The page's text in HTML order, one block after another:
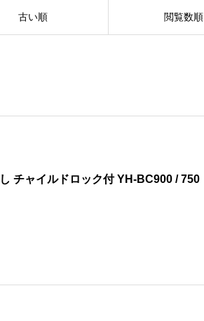
古い順 閲覧数順
チャイルドロック付 YH-BC900 / 750